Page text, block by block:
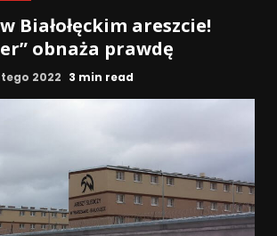
Białołęckim areszcie!
obnaża prawdę
2022 3 min read